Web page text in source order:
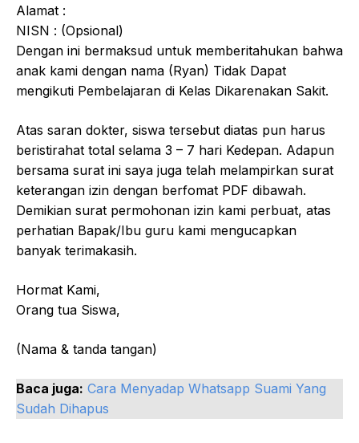
Alamat :
NISN : (Opsional)
Dengan ini bermaksud untuk memberitahukan bahwa
anak kami dengan nama (Ryan) Tidak Dapat
mengikuti Pembelajaran di Kelas Dikarenakan Sakit.
Atas saran dokter, siswa tersebut diatas pun harus
beristirahat total selama 3 – 7 hari Kedepan. Adapun
bersama surat ini saya juga telah melampirkan surat
keterangan izin dengan berfomat PDF dibawah.
Demikian surat permohonan izin kami perbuat, atas
perhatian Bapak/Ibu guru kami mengucapkan
banyak terimakasih.
Hormat Kami,
Orang tua Siswa,
(Nama & tanda tangan)
Baca juga: Cara Menyadap Whatsapp Suami Yang
Sudah Dihapus